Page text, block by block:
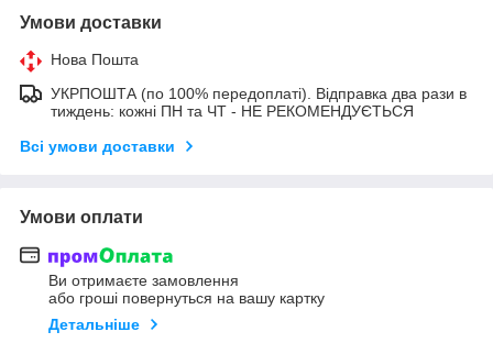
Умови доставки
Нова Пошта
УКРПОШТА (по 100% передоплаті). Відправка два рази в
тиждень: кожні ПН та ЧТ - НЕ РЕКОМЕНДУЄТЬСЯ
Всі умови доставки
Умови оплати
Ви отримаєте замовлення
або гроші повернуться на вашу картку
Детальніше